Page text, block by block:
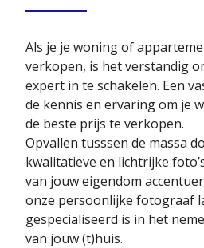
Als je je woning of
verkopen, is het verstandig
expert in te schakelen. Een
de kennis en ervaring om je
de beste prijs te verkopen.
Opvallen tusssen de massa
kwalitatieve en lichtrijke
van jouw eigendom
onze persoonlijke fotograaf
gespecialiseerd is in het
van jouw (t)huis.